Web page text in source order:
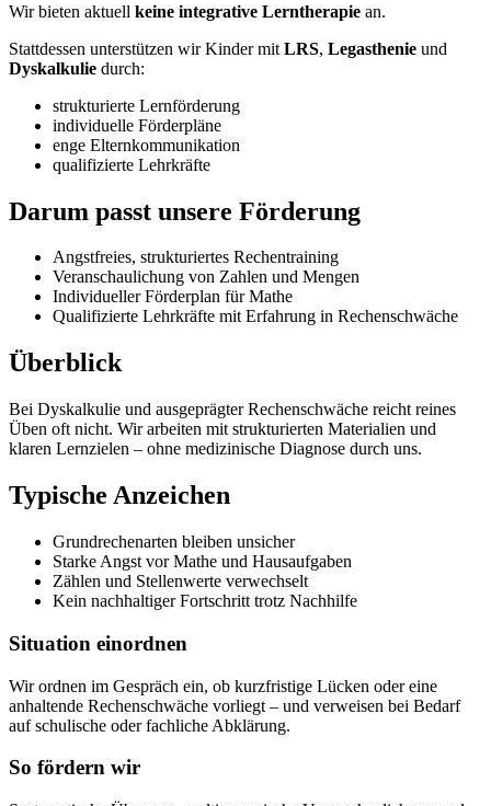
Wir bieten aktuell keine integrative Lerntherapie an.
Stattdessen unterstützen wir Kinder mit LRS, Legasthenie und
Dyskalkulie durch:
strukturierte Lernförderung
individuelle Förderpläne
enge Elternkommunikation
qualifizierte Lehrkräfte
Darum passt unsere Förderung
Angstfreies, strukturiertes Rechentraining
Veranschaulichung von Zahlen und Mengen
Individueller Förderplan für Mathe
Qualifizierte Lehrkräfte mit Erfahrung in Rechenschwäche
Überblick
Bei Dyskalkulie und ausgeprägter Rechenschwäche reicht reines
Üben oft nicht. Wir arbeiten mit strukturierten Materialien und
klaren Lernzielen – ohne medizinische Diagnose durch uns.
Typische Anzeichen
Grundrechenarten bleiben unsicher
Starke Angst vor Mathe und Hausaufgaben
Zählen und Stellenwerte verwechselt
Kein nachhaltiger Fortschritt trotz Nachhilfe
Situation einordnen
Wir ordnen im Gespräch ein, ob kurzfristige Lücken oder eine
anhaltende Rechenschwäche vorliegt – und verweisen bei Bedarf
auf schulische oder fachliche Abklärung.
So fördern wir